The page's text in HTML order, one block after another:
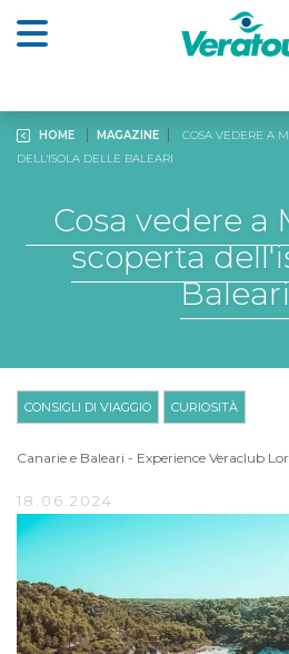
HOME MAGAZINE
COSA VEDERE A
DELL'ISOLA DELLE BALEARI
Cosa vedere a
scoperta
Baleari
CONSIGLI DI VIAGGIO CURIOSITÀ
Canarie e Baleari - Experience Veraclub
18.06.2024